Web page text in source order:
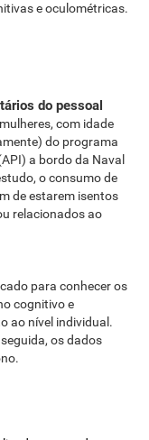
e oculométricas.
do pessoal
com idade
do programa
a bordo da Naval
o consumo de
de estarem isentos
relacionados ao
para conhecer os
cognitivo e
ao nível individual.
os dados